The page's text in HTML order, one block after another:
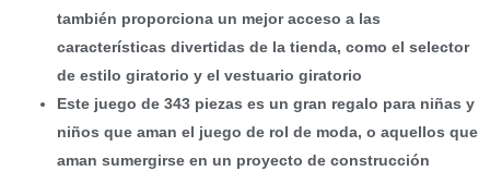
también proporciona un mejor acceso a las
características divertidas de la tienda, como el selector
de estilo giratorio y el vestuario giratorio
Este juego de 343 piezas es un gran regalo para niñas y
niños que aman el juego de rol de moda, o aquellos que
aman sumergirse en un proyecto de construcción